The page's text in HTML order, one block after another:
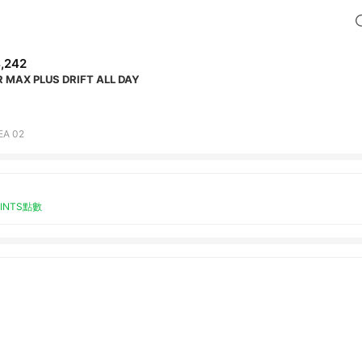
MAX PLUS DRIFT ALL DAY
02
點數